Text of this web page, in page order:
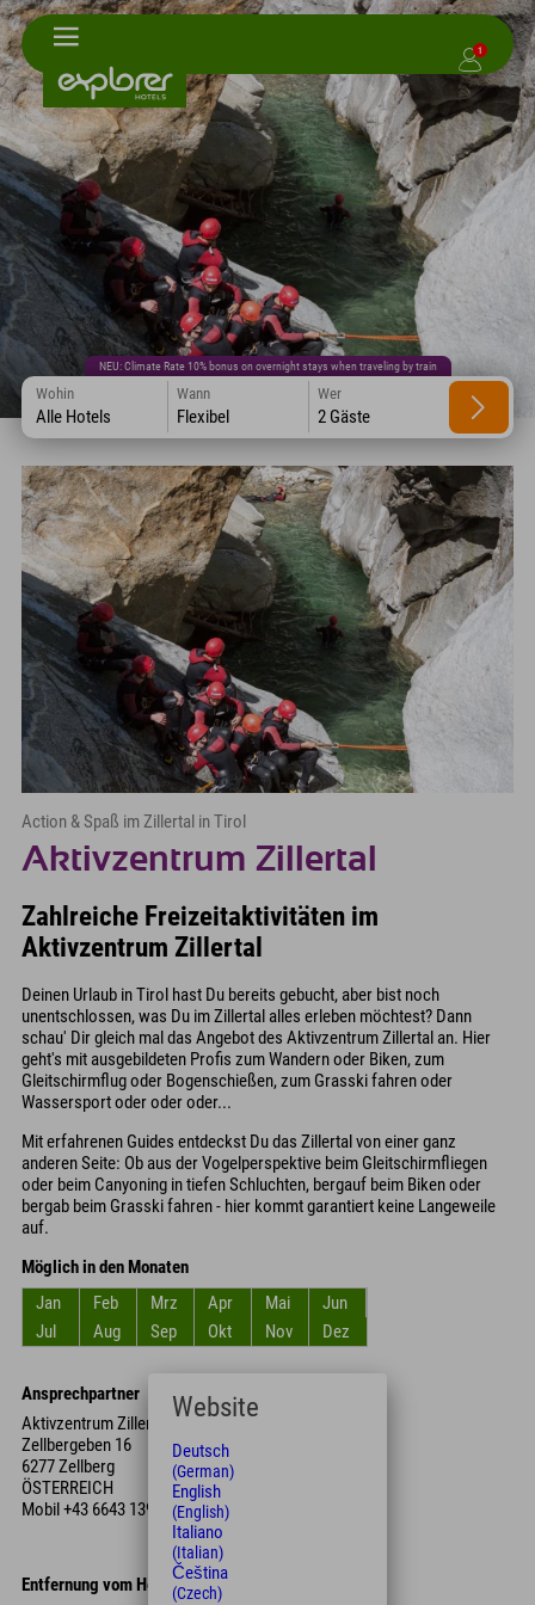
1
NEU: Climate Rate 10% bonus on overnight stays when traveling by train
Wohin
Alle Hotels
Wann
Flexibel
Wer
2 Gäste
Action & Spaß im Zillertal in Tirol
Aktivzentrum Zillertal
Zahlreiche Freizeitaktivitäten im
Aktivzentrum Zillertal
Deinen Urlaub in Tirol hast Du bereits gebucht, aber bist noch
unentschlossen, was Du im Zillertal alles erleben möchtest? Dann
schau' Dir gleich mal das Angebot des Aktivzentrum Zillertal an. Hier
geht's mit ausgebildeten Profis zum Wandern oder Biken, zum
Gleitschirmflug oder Bogenschießen, zum Grasski fahren oder
Wassersport oder oder oder...
Mit erfahrenen Guides entdeckst Du das Zillertal von einer ganz
anderen Seite: Ob aus der Vogelperspektive beim Gleitschirmfliegen
oder beim Canyoning in tiefen Schluchten, bergauf beim Biken oder
bergab beim Grasski fahren - hier kommt garantiert keine Langeweile
auf.
Möglich in den Monaten
Jan
Feb Mrz Apr Mai
Jun
Jul
Aug Sep Okt Nov Dez
Ansprechpartner
Aktivzentrum Zillertal
Zellbergeben 16
6277 Zellberg
ÖSTERREICH
Mobil +43 6643 139 800
Entfernung vom Hotel
Website
Deutsch
(German)
English
(English)
Italiano
(Italian)
Čeština
(Czech)